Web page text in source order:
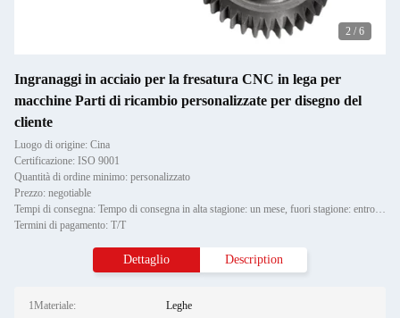
2 / 6
Ingranaggi in acciaio per la fresatura CNC in lega per
macchine Parti di ricambio personalizzate per disegno del
cliente
Luogo di origine: Cina
Certificazione: ISO 9001
Quantità di ordine minimo: personalizzato
Prezzo: negotiable
Tempi di consegna: Tempo di consegna in alta stagione: un mese, fuori stagione: entro 15 giorni lavorativi
Termini di pagamento: T/T
Dettaglio Description
1Materiale: Leghe